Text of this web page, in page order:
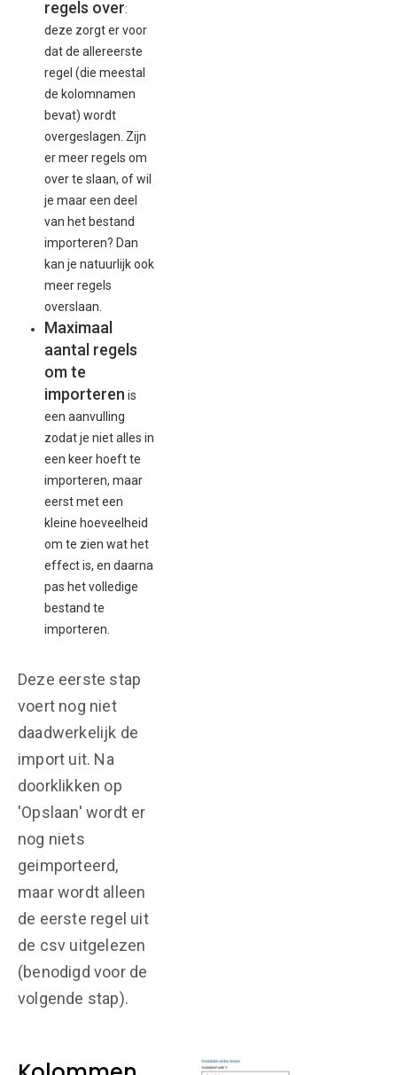
regels over:
deze zorgt er voor
dat de allereerste
regel (die meestal
de kolomnamen
bevat) wordt
overgeslagen. Zijn
er meer regels om
over te slaan, of wil
je maar een deel
van het bestand
importeren? Dan
kan je natuurlijk ook
meer regels
overslaan.
Maximaal
aantal regels
om te
importeren is
een aanvulling
zodat je niet alles in
een keer hoeft te
importeren, maar
eerst met een
kleine hoeveelheid
om te zien wat het
effect is, en daarna
pas het volledige
bestand te
importeren.
Deze eerste stap
voert nog niet
daadwerkelijk de
import uit. Na
doorklikken op
'Opslaan' wordt er
nog niets
geimporteerd,
maar wordt alleen
de eerste regel uit
de csv uitgelezen
(benodigd voor de
volgende stap).